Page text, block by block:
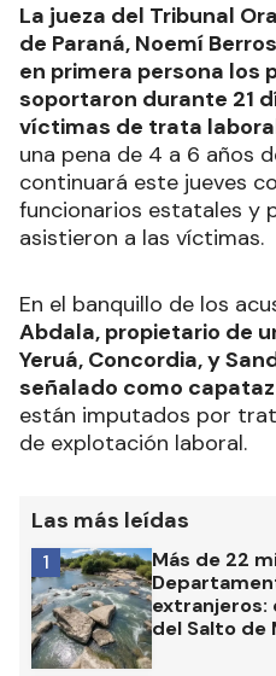
La jueza del Tribunal
de Paraná, Noemí
en primera persona los
soportaron durante 21
víctimas de trata
una pena de 4 a 6 años
continuará este jueves
funcionarios estatales y
asistieron a las víctimas.
En el banquillo de los
Abdala, propietario de
Yeruá, Concordia, y
señalado como
están imputados por
de explotación laboral.
Las más leídas
Más de 22
extranjeros:
del Salto de
1